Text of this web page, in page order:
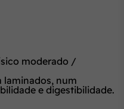
moderado /
laminados, num
e digestibilidade.